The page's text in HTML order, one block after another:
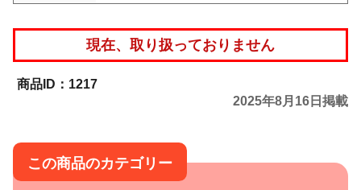
現在、取り扱っておりません
1217
2025年8月16日掲載
この商品のカテゴリー